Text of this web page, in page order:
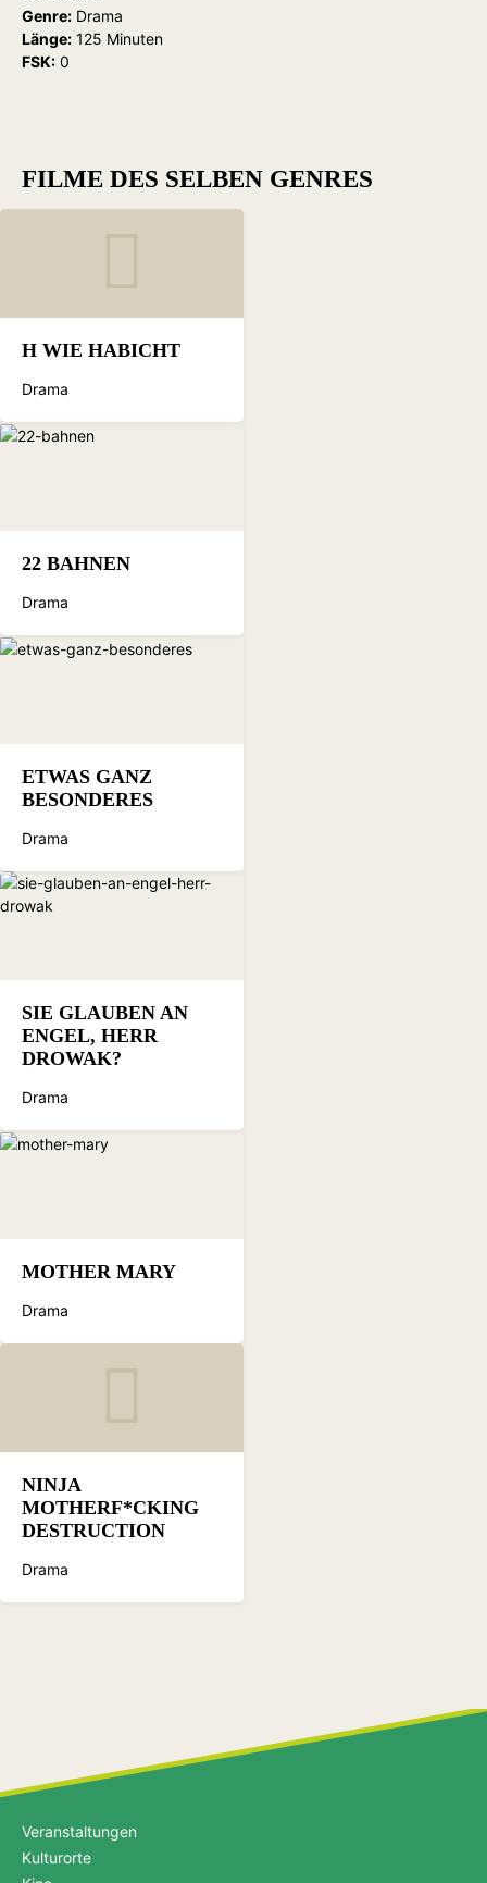
Genre: Drama
Länge: 125 Minuten
FSK: 0
FILME DES SELBEN GENRES
H WIE HABICHT
Drama
22 BAHNEN
Drama
ETWAS GANZ
BESONDERES
Drama
SIE GLAUBEN AN
ENGEL, HERR
DROWAK?
Drama
MOTHER MARY
Drama
NINJA
MOTHERF*CKING
DESTRUCTION
Drama
Veranstaltungen
Kulturorte